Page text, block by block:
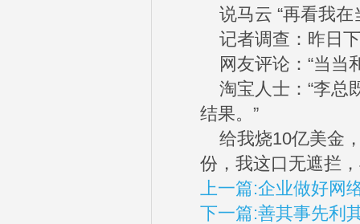
说马云 “再看我在
记者调查：昨日下
网友评论：“当当
淘宝人士：“李总
结果。”
给我烧10亿美金
份，我这口无遮拦
上一篇:企业做好网
下一篇:善其事先利